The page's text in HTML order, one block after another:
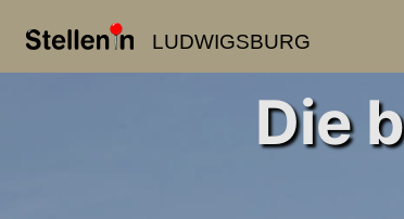
LUDWIGSBURG
Die